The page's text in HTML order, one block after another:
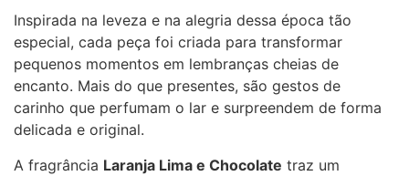
Inspirada na leveza e na alegria dessa época tão
especial, cada peça foi criada para transformar
pequenos momentos em lembranças cheias de
encanto. Mais do que presentes, são gestos de
carinho que perfumam o lar e surpreendem de forma
delicada e original.
A fragrância Laranja Lima e Chocolate traz um